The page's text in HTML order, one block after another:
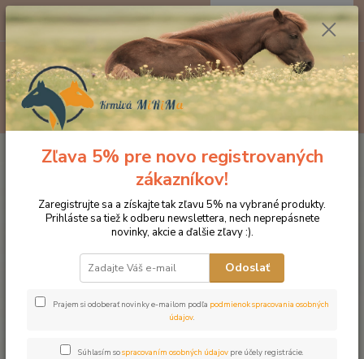
Menu
0ks
za0 €
Produkty DROMY Vitamíny, minerály, elektrolity
Dromy
MinVin s aminokyselinovým komplexom 2500 g
Dromy MinVin s
aminokyselinovým komplexom
2500 g
Zľava 5% pre novo registrovaných
zákazníkov!
Zaregistrujte sa a získajte tak zľavu 5% na vybrané produkty.
Prihláste sa tiež k odberu newslettera, nech neprepásnete
novinky, akcie a ďalšie zľavy :).
Odoslať
Prajem si odoberať novinky e-mailom podľa podmienok spracovania osobných
údajov.
Súhlasím sospracovaním osobných údajov pre účely registrácie.